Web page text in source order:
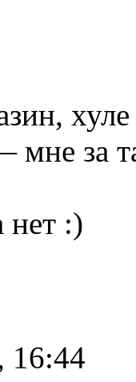
хуле
за
нет :)
16:44